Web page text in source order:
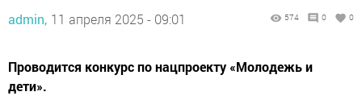
admin, 11 апреля 2025 - 09:01 574 0 0
Проводится конкурс по нацпроекту «Молодежь и
дети».